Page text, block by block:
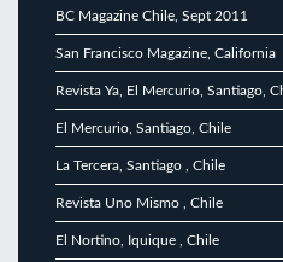
BC Magazine Chile, Sept 2011
San Francisco Magazine, California
Revista Ya, El Mercurio, Santiago,
El Mercurio, Santiago, Chile
La Tercera, Santiago , Chile
Revista Uno Mismo , Chile
El Nortino, Iquique , Chile